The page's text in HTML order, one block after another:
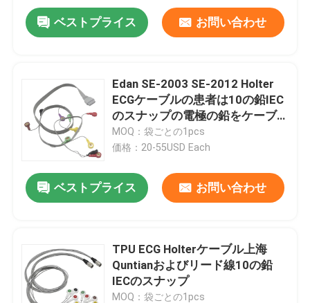
工場旅行
私達に連絡しなさい
ニュース
場合
再使用可能なspO2センサー
ベストプライス お問い合わせ
Edan SE-2003 SE-2012 Holter
ECGケーブルの患者は10の鉛IEC
のスナップの電極の鉛をケーブ
ルで通信する
MOQ：袋ごとの1pcs
価格：20-55USD Each
ベストプライス お問い合わせ
TPU ECG Holterケーブル上海
Quntianおよびリード線10の鉛
IECのスナップ
MOQ：袋ごとの1pcs